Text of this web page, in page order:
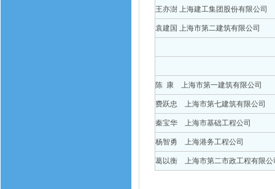
王亦澍 上海建工集团股份有限公司
袁建国 上海市第二建筑有限公司
陈 康 上海市第一建筑有限公司
费跃忠 上海市第七建筑有限公司
秦宝华 上海市基础工程公司
杨智勇 上海港务工程公司
葛以衡 上海市第二市政工程有限公